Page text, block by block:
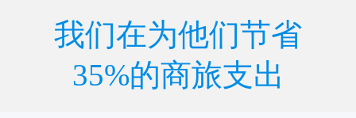
我们在为他们节省
35%的商旅支出